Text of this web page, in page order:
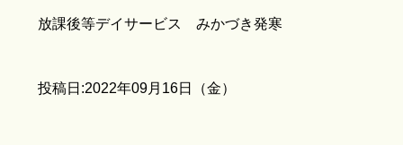
放課後等デイサービス みかづき発寒
投稿日:2022年09月16日（金）